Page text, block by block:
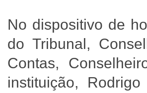
No dispositivo de
do Tribunal,
Contas,
instituição,